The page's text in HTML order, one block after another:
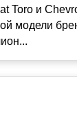
Toro и
модели